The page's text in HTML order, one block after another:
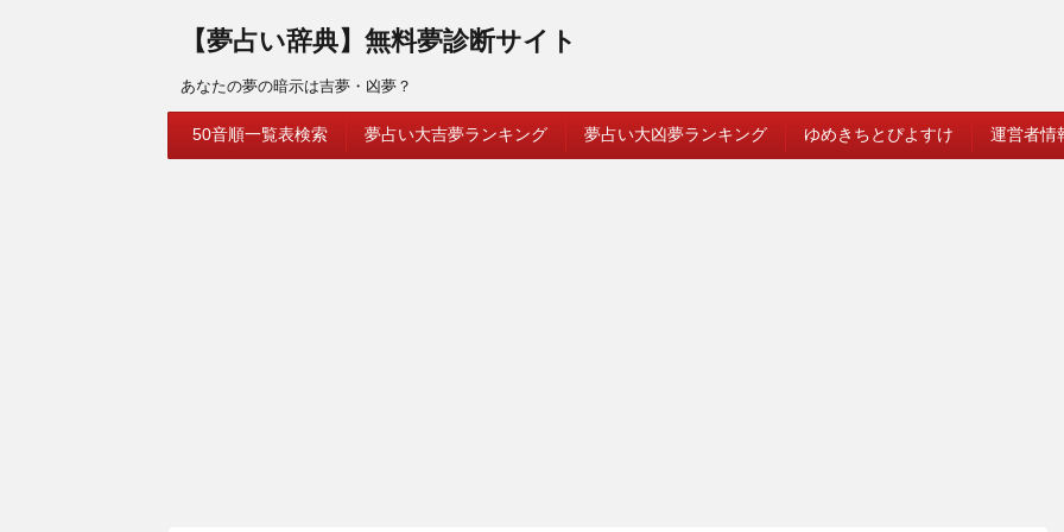
【夢占い辞典】無料夢診断サイト
あなたの夢の暗示は吉夢・凶夢？
50音順一覧表検索 夢占い大吉夢ランキング 夢占い大凶夢ランキング ゆめきちとぴよすけ 運営者情